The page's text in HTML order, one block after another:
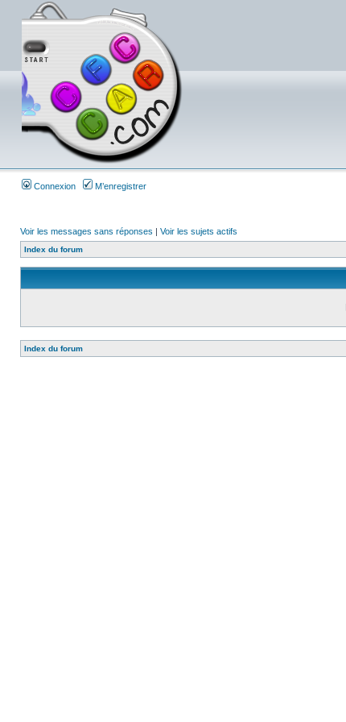
Connexion M’enregistrer
Voir les messages sans réponses | Voir les sujets actifs
Index du forum
Index du forum